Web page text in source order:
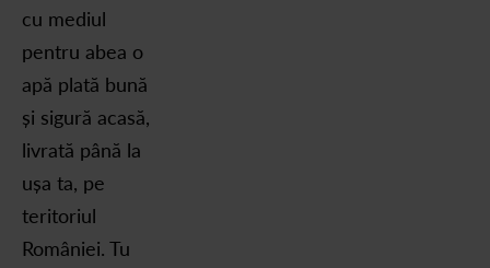
cu mediul
pentru abea o
apă plată bună
și sigură acasă,
livrată până la
ușa ta, pe
teritoriul
României. Tu